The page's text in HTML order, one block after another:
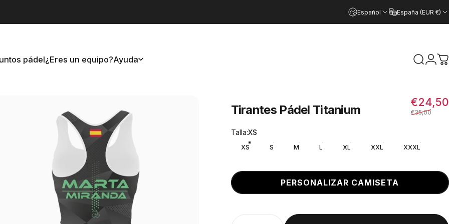
Español España (EUR €)
pádel¿Eres un equipo?Ayuda Buscar
Tirantes Pádel Titanium
€24,50
€35,00
Talla
Talla:XS
XS S M L XL XXL XXXL
PERSONALIZAR CAMISETA
Cantidad